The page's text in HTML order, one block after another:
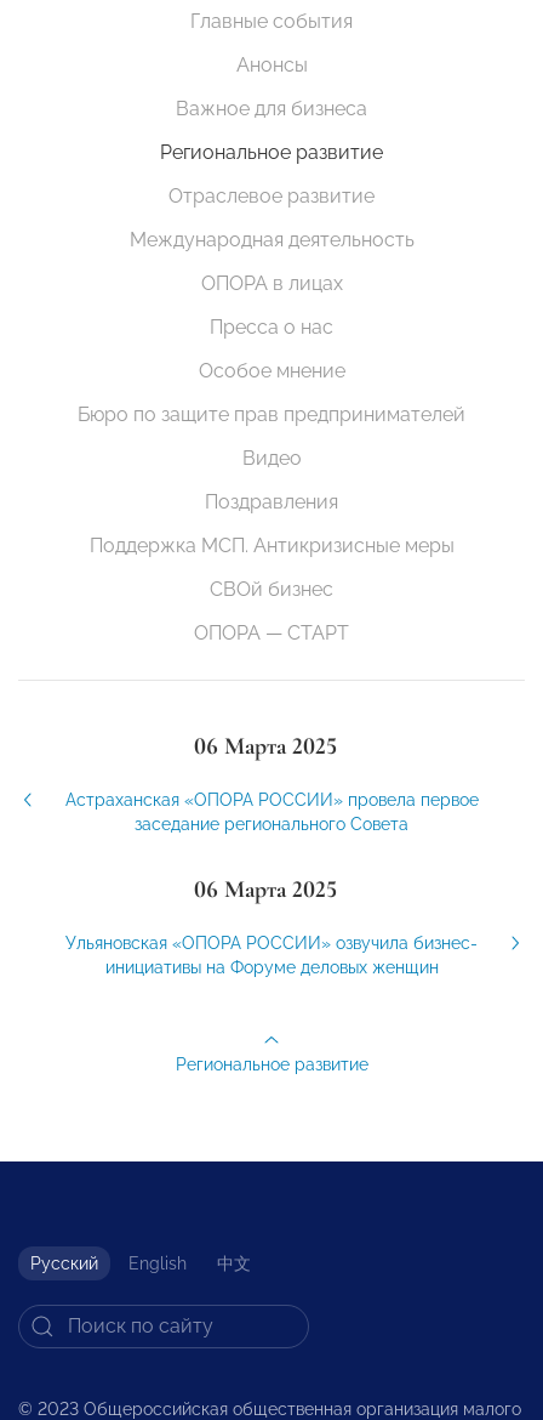
Главные события
Анонсы
Важное для бизнеса
Региональное развитие
Отраслевое развитие
Международная деятельность
ОПОРА в лицах
Пресса о нас
Особое мнение
Бюро по защите прав предпринимателей
Видео
Поздравления
Поддержка МСП. Антикризисные меры
СВОй бизнес
ОПОРА — СТАРТ
06 Марта 2025
Астраханская «ОПОРА РОССИИ» провела первое
заседание регионального Совета
06 Марта 2025
Ульяновская «ОПОРА РОССИИ» озвучила бизнес-
инициативы на Форуме деловых женщин
Региональное развитие
Русский English 中文
© 2023 Общероссийская общественная организация малого